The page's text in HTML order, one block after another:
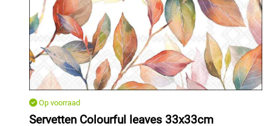
Op voorraad
Servetten Colourful leaves 33x33cm